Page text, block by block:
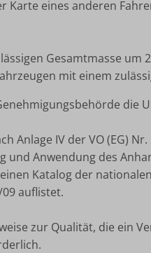
Karte eines anderen
Gesamtmasse um
mit einem
die
Anlage IV der VO (EG)
und Anwendung des
Katalog der
09 auflistet.
zur Qualität, die ein